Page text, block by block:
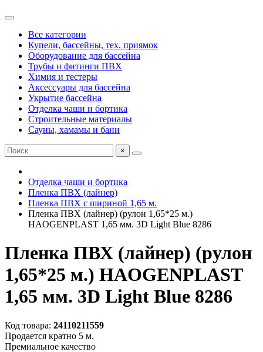
Все категории
Купели, бассейны, тех. приямок
Оборудование для бассейна
Трубы и фитинги ПВХ
Химия и тестеры
Аксессуары для бассейна
Укрытие бассейна
Отделка чаши и бортика
Строительные материалы
Сауны, хамамы и бани
×
Отделка чаши и бортика
Пленка ПВХ (лайнер)
Пленка ПВХ с шириной 1,65 м.
Пленка ПВХ (лайнер) (рулон 1,65*25 м.)
HAOGENPLAST 1,65 мм. 3D Light Blue 8286
Пленка ПВХ (лайнер) (рулон
1,65*25 м.) HAOGENPLAST
1,65 мм. 3D Light Blue 8286
Код товара: 24110211559
Продается кратно 5 м.
Премиальное качество